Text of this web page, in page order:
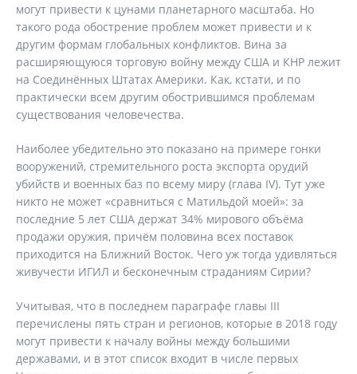
могут привести к цунами планетарного масштаба. Но
такого рода обострение проблем может привести и к
другим формам глобальных конфликтов. Вина за
расширяющуюся торговую войну между США и КНР лежит
на Соединённых Штатах Америки. Как, кстати, и по
практически всем другим обострившимся проблемам
существования человечества.
Наиболее убедительно это показано на примере гонки
вооружений, стремительного роста экспорта орудий
убийств и военных баз по всему миру (глава IV). Тут уже
никто не может «сравниться с Матильдой моей»: за
последние 5 лет США держат 34% мирового объёма
продажи оружия, причём половина всех поставок
приходится на Ближний Восток. Чего уж тогда удивляться
живучести ИГИЛ и бесконечным страданиям Сирии?
Учитывая, что в последнем параграфе главы III
перечислены пять стран и регионов, которые в 2018 году
могут привести к началу войны между большими
державами, и в этот список входит в числе первых